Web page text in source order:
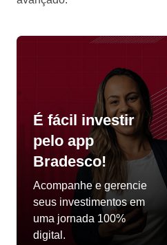
É fácil investir
pelo app
Bradesco!
Acompanhe e gerencie
seus investimentos em
uma jornada 100%
digital.